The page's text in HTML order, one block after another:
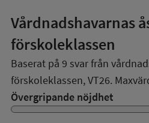
Vårdnadshavarnas
förskoleklassen
Baserat på 9 svar från
förskoleklassen,VT26.
Övergripande nöjdhet